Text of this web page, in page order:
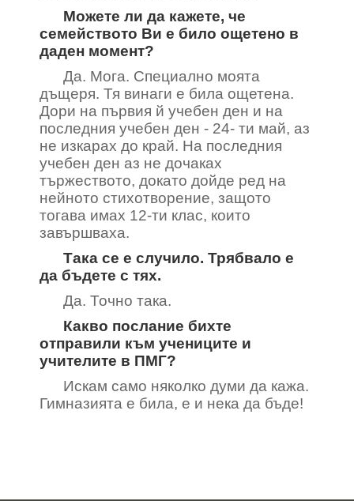
Можете ли да кажете, че
семейството Ви е било ощетено в
даден момент?
Да. Мога. Специално моята
дъщеря. Тя винаги е била ощетена.
Дори на първия й учебен ден и на
последния учебен ден - 24- ти май, аз
не изкарах до край. На последния
учебен ден аз не дочаках
тържеството, докато дойде ред на
нейното стихотворение, защото
тогава имах 12-ти клас, които
завършваха.
Така се е случило. Трябвало е
да бъдете с тях.
Да. Точно така.
Какво послание бихте
отправили към учениците и
учителите в ПМГ?
Искам само няколко думи да кажа.
Гимназията е била, е и нека да бъде!